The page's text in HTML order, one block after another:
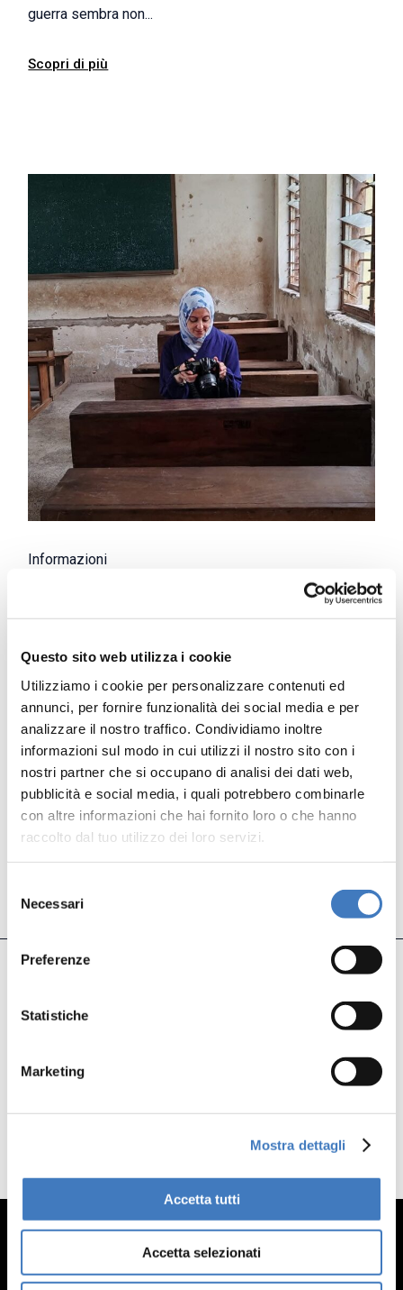
Questo sito web utilizza i cookie
Utilizziamo i cookie per personalizzare contenuti ed
annunci, per fornire funzionalità dei social media e per
analizzare il nostro traffico. Condividiamo inoltre
informazioni sul modo in cui utilizzi il nostro sito con i
nostri partner che si occupano di analisi dei dati web,
pubblicità e social media, i quali potrebbero combinarle
con altre informazioni che hai fornito loro o che hanno
raccolto dal tuo utilizzo dei loro servizi.
delNecessari
Preferenze
Statistiche
Marketing
Mostra dettagli
Accetta tutti
Accetta selezionati
Informazioni
Durata: 60 min
Chiesa San Giovanni Battista | Dagnente
Biglietto: ingresso gratuito
guerra sembra non...
Scopri di più
Precedente Successivo